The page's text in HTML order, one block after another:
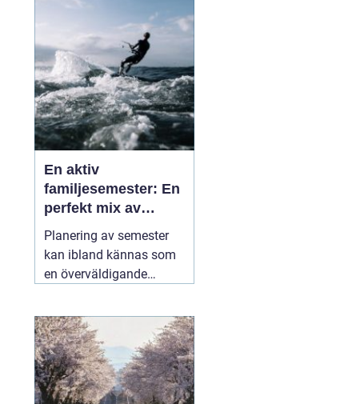
En aktiv
familjesemester: En
perfekt mix av
äventyr och
återhämtning
Planering av semester
kan ibland kännas som
en överväldigande
strävar efter att
tillfredsställa alla
familjemedlemmars
önskemål. En05 juli
2025